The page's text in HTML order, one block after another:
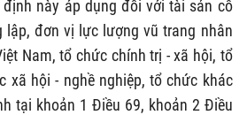
này áp dụng đối với tài sản cố
đơn vị lực lượng vũ trang nhân
Nam, tổ chức chính trị - xã hội, tổ
xã hội - nghề nghiệp, tổ chức khác
tại khoản 1 Điều 69, khoản 2 Điều